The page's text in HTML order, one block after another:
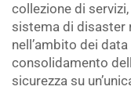
collezione di
sistema di disaster
nell’ambito dei
consolidamento
sicurezza su